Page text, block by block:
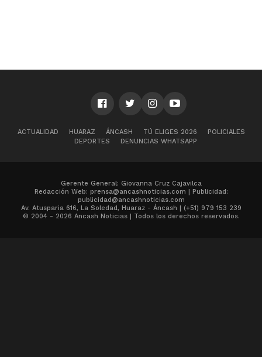
ACTUALIDAD HUARAZ ÁNCASH TÚ ELIGES 2026
POLICIALES
DEPORTES
DENUNCIAS WHATSAPP
Gerente General: Giovanna Cruz Cajavilca
Redacción Web: prensa@ancashnoticias.com | Publicidad:
publicidad@ancashnoticias.com
Av. Atusparia 616, La Soledad, Huaraz - Áncash | (+51) 979 153 239
© 2004 - 2026 Ancash Noticias | Todos los derechos reservados.